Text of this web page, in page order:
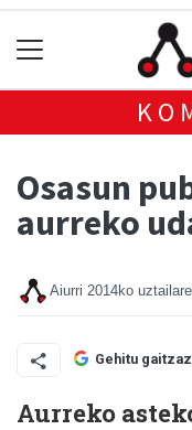
Osasun
aurreko
Aiurri 2014ko
Gehitu
Aurreko